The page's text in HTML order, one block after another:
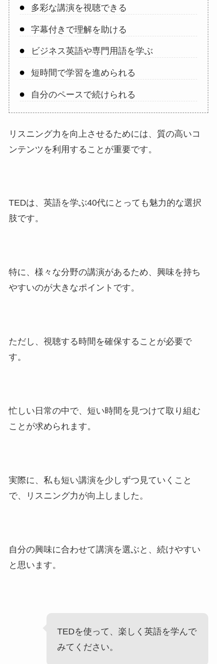
多彩な講演を視聴できる
字幕付きで理解を助ける
ビジネス英語や専門用語を学ぶ
短時間で学習を進められる
自分のペースで続けられる
リスニング力を向上させるためには、質の高いコ
ンテンツを利用することが重要です。
TEDは、英語を学ぶ40代にとっても魅力的な選択
肢です。
特に、様々な分野の講演があるため、興味を持ち
やすいのが大きなポイントです。
ただし、視聴する時間を確保することが必要で
す。
忙しい日常の中で、短い時間を見つけて取り組む
ことが求められます。
実際に、私も短い講演を少しずつ見ていくこと
で、リスニング力が向上しました。
自分の興味に合わせて講演を選ぶと、続けやすい
と思います。
TEDを使って、楽しく英語を学んで
みてください。